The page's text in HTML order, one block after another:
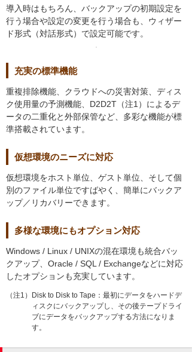
導入時はもちろん、バックアップの初期設定を
行う場合や設定の変更を行う場合も、ウィザー
ド形式（対話形式）で設定可能です。
充実の標準機能
重複排除機能、クラウドへの災害対策、ディス
ク使用量の予測機能、D2D2T（注1）によるデ
ータの二重化と外部保管など、多彩な機能が標
準搭載されています。
仮想環境のニーズに対応
仮想環境をホスト単位、ゲスト単位、そして個
別のファイル単位ですばやく、簡単にバックア
ップ／リカバリーできます。
多様な環境にもオプション対応
Windows / Linux / UNIXの混在環境も統合バッ
クアップ、Oracle / SQL / Exchangeなどに対応
したオプションも充実しています。
（注1）Disk to Disk to Tape：最初にデータをハードデ
ィスクにバックアップし、その後テープドライ
ブにデータをバックアップする方法になりま
す。